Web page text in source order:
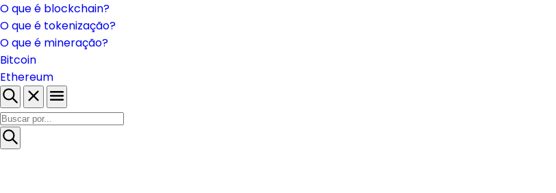
O que é blockchain?
O que é tokenização?
O que é mineração?
Bitcoin
Ethereum